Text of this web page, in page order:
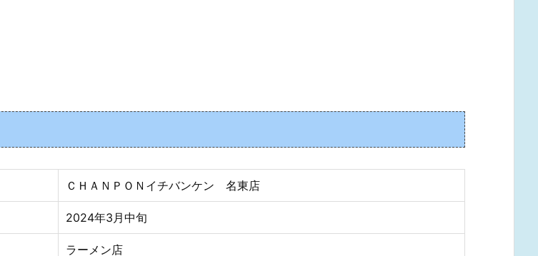
ＣＨＡＮＰＯＮイチバンケン 名東店
2024年3月中旬
ラーメン店